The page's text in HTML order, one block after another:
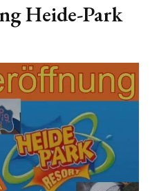
Heide-Park